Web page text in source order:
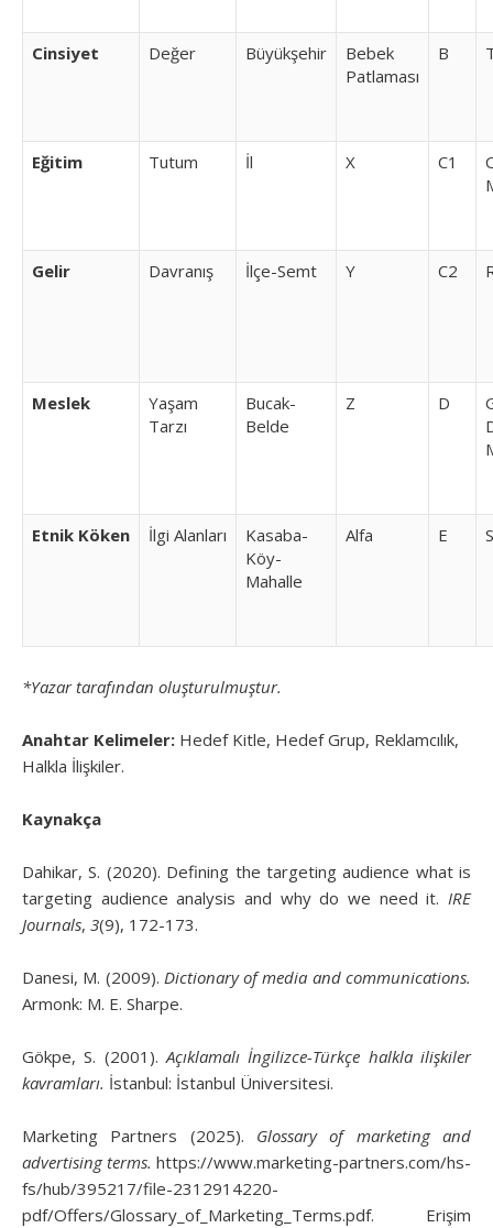
Cinsiyet Değer Büyükşehir
Bebek
Patlaması
B
Eğitim Tutum İl X C1
Gelir Davranış İlçe-Semt Y C2
Meslek
Yaşam
Tarzı
Bucak-
Belde
Z D
Etnik Köken İlgi Alanları
Kasaba-
Köy-
Mahalle
Alfa E
*Yazar tarafından oluşturulmuştur.
Anahtar Kelimeler: Hedef Kitle, Hedef Grup, Reklamcılık,
Halkla İlişkiler.
Kaynakça
Dahikar, S. (2020). Defining the targeting audience what is
targeting audience analysis and why do we need it. IRE
Journals, 3(9), 172-173.
Danesi, M. (2009). Dictionary of media and communications.
Armonk: M. E. Sharpe.
Gökpe, S. (2001). Açıklamalı İngilizce-Türkçe halkla ilişkiler
kavramları. İstanbul: İstanbul Üniversitesi.
Marketing Partners (2025). Glossary of marketing and
advertising terms. https://www.marketing-partners.com/hs-
fs/hub/395217/file-2312914220-
pdf/Offers/Glossary_of_Marketing_Terms.pdf. Erişim